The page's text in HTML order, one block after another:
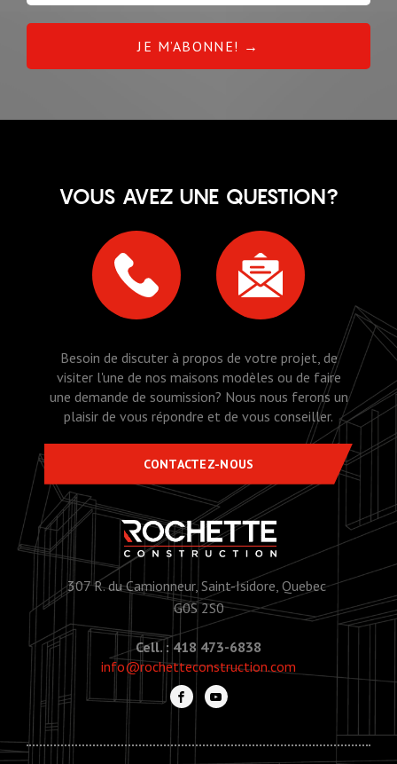
VOUS AVEZ UNE QUESTION?
Besoin de discuter à propos de votre projet, de
visiter l'une de nos maisons modèles ou de faire
une demande de soumission? Nous nous ferons un
plaisir de vous répondre et de vous conseiller.
CONTACTEZ-NOUS
307 R. du Camionneur, Saint-Isidore, Quebec
G0S 2S0
Cell. : 418 473-6838
info@rochetteconstruction.com